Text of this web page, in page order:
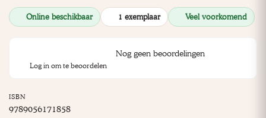
Online beschikbaar 1 exemplaar Veel voorkomend
Nog geen beoordelingen
Log in om te beoordelen
ISBN
9789056171858